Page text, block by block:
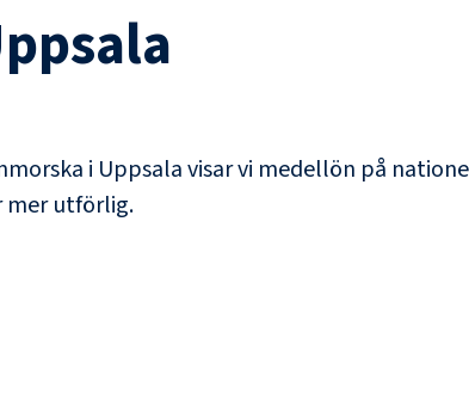
i Uppsalavisar vi medellön på
mer utförlig.